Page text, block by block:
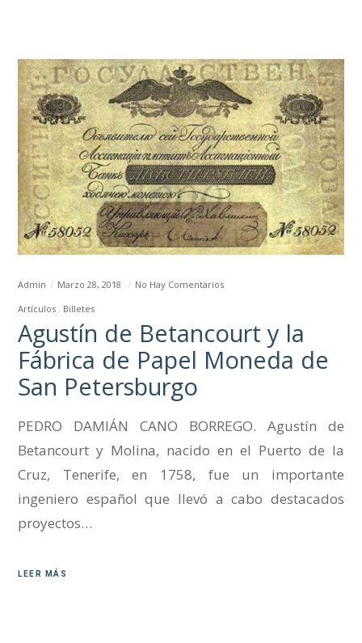
Admin Marzo 28, 2018
No Hay Comentarios
Artículos
Billetes
Agustín de Betancourt y la
Fábrica de Papel Moneda de
San Petersburgo
PEDRO DAMIÁN CANO BORREGO. Agustín de
Betancourt y Molina, nacido en el Puerto de la
Cruz, Tenerife, en 1758, fue un importante
ingeniero español que llevó a cabo destacados
proyectos…
LEER MÁS